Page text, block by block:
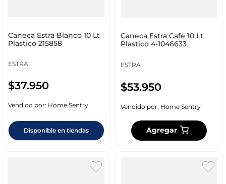
Caneca Estra Blanco 10 Lt
Plastico 215858
ESTRA
$37.950
Vendido por: Home Sentry
Disponible en tiendas
Caneca Estra Cafe 10 Lt
Plastico 4-1046633
ESTRA
$53.950
Vendido por: Home Sentry
Agregar